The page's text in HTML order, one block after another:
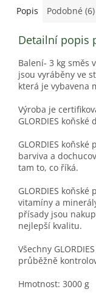
Popis Podobné (6)
Detailní popis
Balení- 3 kg směs
jsou vyráběny ve
která je vybavena
Výroba je
GLORDIES koňské
GLORDIES
barviva a
tam to, co říká.
GLORDIES
vitamíny a
přísady jsou
nejlepší kvalitu.
Všechny
průběžně
Hmotnost: 3000 g